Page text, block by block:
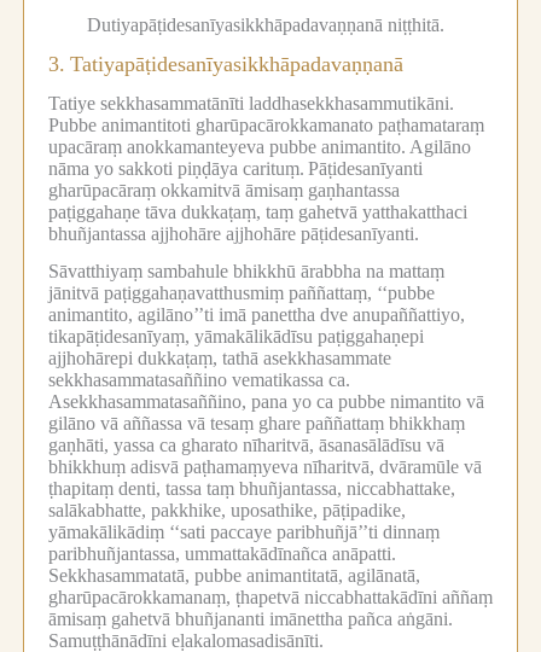
Dutiyapāṭidesanīyasikkhāpadavaṇṇanā niṭṭhitā.
3. Tatiyapāṭidesanīyasikkhāpadavaṇṇanā
Tatiye sekkhasammatānīti laddhasekkhasammutikāni.
Pubbe animantitoti gharūpacārokkamanato paṭhamataraṃ
upacāraṃ anokkamanteyeva pubbe animantito. Agilāno
nāma yo sakkoti piṇḍāya carituṃ. Pāṭidesanīyanti
gharūpacāraṃ okkamitvā āmisaṃ gaṇhantassa
paṭiggahaṇe tāva dukkaṭaṃ, taṃ gahetvā yatthakatthaci
bhuñjantassa ajjhohāre ajjhohāre pāṭidesanīyanti.
Sāvatthiyaṃ sambahule bhikkhū ārabbha na mattaṃ
jānitvā paṭiggahaṇavatthusmiṃ paññattaṃ, ‘‘pubbe
animantito, agilāno’’ti imā panettha dve anupaññattiyo,
tikapāṭidesanīyaṃ, yāmakālikādīsu paṭiggahaṇepi
ajjhohārepi dukkaṭaṃ, tathā asekkhasammate
sekkhasammatasaññino vematikassa ca.
Asekkhasammatasaññino, pana yo ca pubbe nimantito vā
gilāno vā aññassa vā tesaṃ ghare paññattaṃ bhikkhaṃ
gaṇhāti, yassa ca gharato nīharitvā, āsanasālādīsu vā
bhikkhuṃ adisvā paṭhamaṃyeva nīharitvā, dvāramūle vā
ṭhapitaṃ denti, tassa taṃ bhuñjantassa, niccabhattake,
salākabhatte, pakkhike, uposathike, pāṭipadike,
yāmakālikādiṃ ‘‘sati paccaye paribhuñjā’’ti dinnaṃ
paribhuñjantassa, ummattakādīnañca anāpatti.
Sekkhasammatatā, pubbe animantitatā, agilānatā,
gharūpacārokkamanaṃ, ṭhapetvā niccabhattakādīni aññaṃ
āmisaṃ gahetvā bhuñjananti imānettha pañca aṅgāni.
Samuṭṭhānādīni eḷakalomasadisānīti.